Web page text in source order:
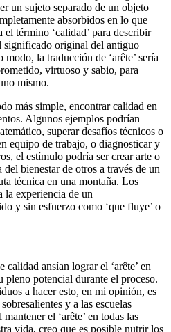
un sujeto separado de un objeto
absorbidos en lo que
término ‘calidad’ para describir
significado original del antiguo
modo, la traducción de ‘arête’ sería
virtuoso y sabio, para
mismo.
más simple, encontrar calidad en
Algunos ejemplos podrían
superar desafíos técnicos o
equipo de trabajo, o diagnosticar y
el estímulo podría ser crear arte o
bienestar de otros a través de un
técnica en una montaña. Los
la experiencia de un
y sin esfuerzo como ‘que fluye’ o
ansían lograr el ‘arête’ en
pleno potencial durante el proceso.
a hacer esto, en mi opinión, es
y a las escuelas
el ‘arête’ en todas las
vida, creo que es posible nutrir los